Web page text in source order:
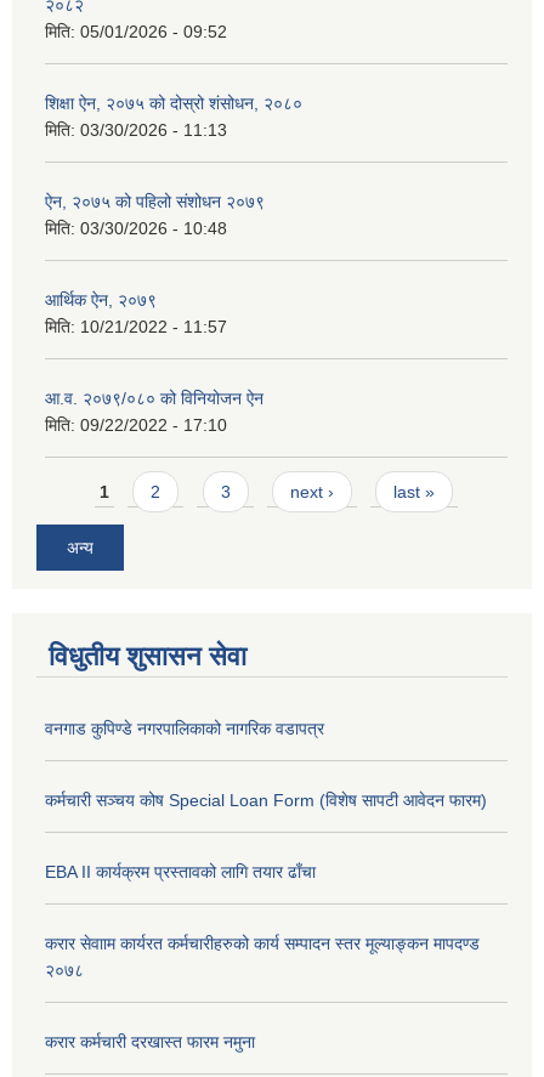
२०८२
मिति: 05/01/2026 - 09:52
शिक्षा ऐन, २०७५ को दोस्रो शंसोधन, २०८०
मिति: 03/30/2026 - 11:13
ऐन, २०७५ को पहिलो संशोधन २०७९
मिति: 03/30/2026 - 10:48
आर्थिक ऐन, २०७९
मिति: 10/21/2022 - 11:57
आ.व. २०७९/०८० को विनियोजन ऐन
मिति: 09/22/2022 - 17:10
Pages
1 2 3 next › last »
अन्य
विधुतीय शुसासन सेवा
वनगाड कुपिण्डे नगरपालिकाको नागरिक वडापत्र
कर्मचारी सञ्चय कोष Special Loan Form (विशेष सापटी आवेदन फारम)
EBA II कार्यक्रम प्रस्तावको लागि तयार ढाँचा
करार सेवााम कार्यरत कर्मचारीहरुको कार्य सम्पादन स्तर मूल्याङ्कन मापदण्ड
२०७८
करार कर्मचारी दरखास्त फारम नमुना